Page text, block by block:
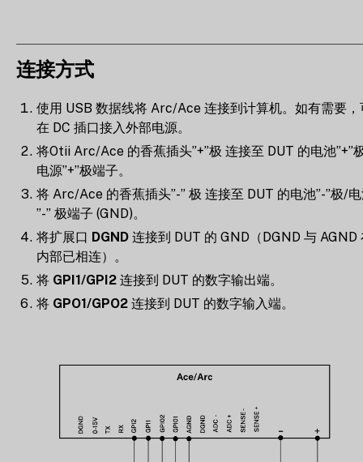
连接方式
使用 USB 数据线将 Arc/Ace 连接到计算机。如有需要，
在 DC 插口接入外部电源。
将Otii Arc/Ace 的香蕉插头”+”极 连接至 DUT 的电池”+”
电源”+”极端子。
将 Arc/Ace 的香蕉插头”-” 极 连接至 DUT 的电池”-”极/
”-” 极端子 (GND)。
将扩展口 DGND 连接到 DUT 的 GND（DGND 与 AGND
内部已相连）。
将 GPI1/GPI2 连接到 DUT 的数字输出端。
将 GPO1/GPO2 连接到 DUT 的数字输入端。